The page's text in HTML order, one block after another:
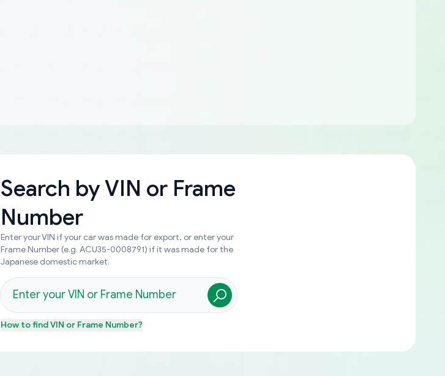
Search byVIN or Frame
Number
Enter your VIN if your car was made for export, or enter your
Frame Number (e.g. ACU35-0008791) if it was made for the
Japanese domestic market.
How to findVIN or Frame Number?